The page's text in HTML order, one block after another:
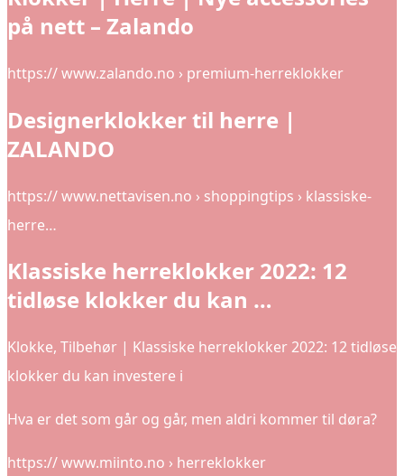
på nett – Zalando
https:// www.zalando.no › premium-herreklokker
Designerklokker til herre |
ZALANDO
https:// www.nettavisen.no › shoppingtips › klassiske-
herre…
Klassiske herreklokker 2022: 12
tidløse klokker du kan …
Klokke, Tilbehør | Klassiske herreklokker 2022: 12 tidløse
klokker du kan investere i
Hva er det som går og går, men aldri kommer til døra?
https:// www.miinto.no › herreklokker